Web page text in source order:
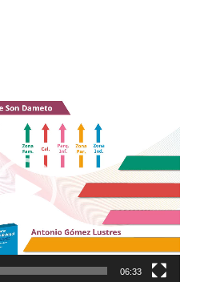
06:33